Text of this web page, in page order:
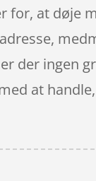
for, at døje
der ingen
at